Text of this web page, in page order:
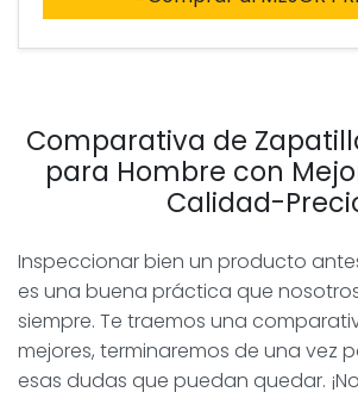
Comparativa de
para Hombre con
Calidad-
Inspeccionar bien un producto
es una buena práctica que
siempre. Te traemos una
mejores, terminaremos de una vez
esas dudas que puedan quedar.